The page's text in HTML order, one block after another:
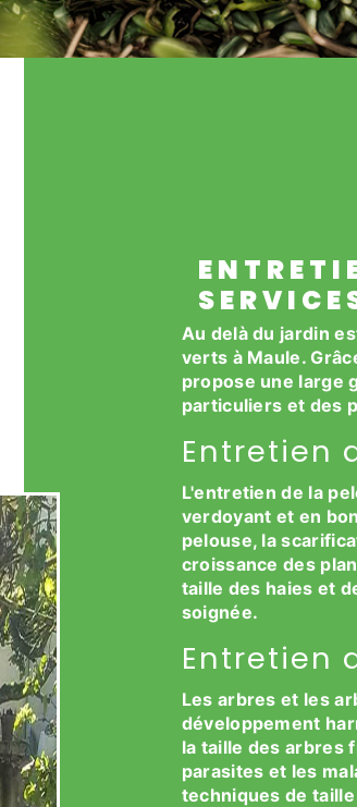
Au delà du jardin
verts à Maule.
propose une large
particuliers et des
Entretien
L'entretien de la
verdoyant et en
pelouse, la
croissance des
taille des haies et
soignée.
Entretien
Les arbres et les
développement
la taille des arbres
parasites et les
techniques de